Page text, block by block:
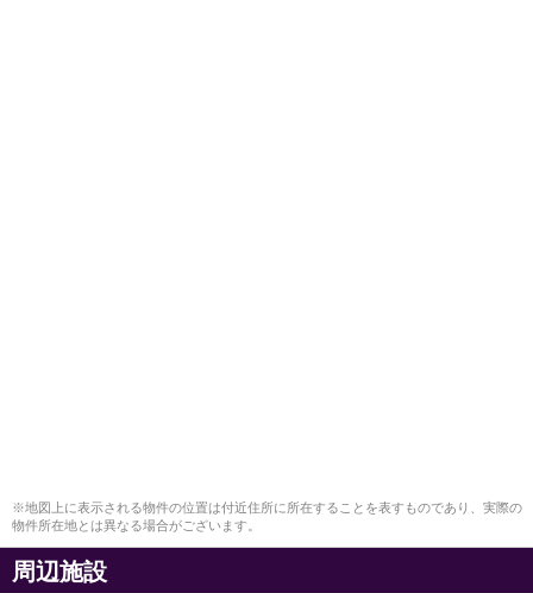
※地図上に表示される物件の位置は付近住所に所在することを表すものであり、実際の
物件所在地とは異なる場合がございます。
周辺施設